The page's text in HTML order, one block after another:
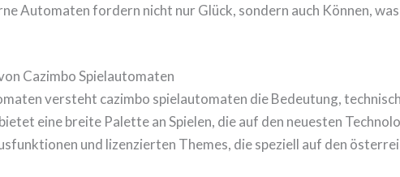
Automaten fordern nicht nur Glück, sondern auch Können,
Cazimbo Spielautomaten
versteht cazimbo spielautomaten die Bedeutung,
eine breite Palette an Spielen, die auf den neuesten
und lizenzierten Themes, die speziell auf den